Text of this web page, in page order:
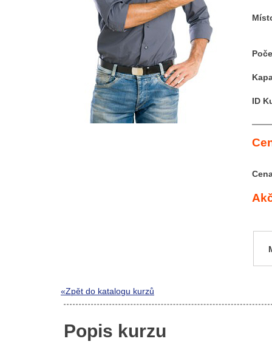
ID
«Zpět do katalogu kurzů
Popis kurzu